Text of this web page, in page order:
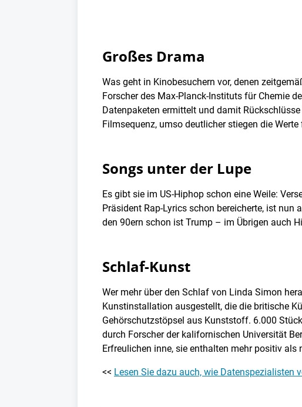
Großes Drama
Was geht in Kinobesuchern vor, denen
Forscher des Max-Planck-Instituts für Chemie
Datenpaketen ermittelt und damit
Filmsequenz, umso deutlicher stiegen die
Songs unter der Lupe
Es gibt sie im US-Hiphop schon eine Weile:
Präsident Rap-Lyrics schon bereicherte, ist
den 90ern schon ist Trump – im Übrigen auch
Schlaf-Kunst
Wer mehr über den Schlaf von Linda Simon
Kunstinstallation ausgestellt, die die britische
Gehörschutzstöpsel aus Kunststoff. 6.000
durch Forscher der kalifornischen Universität
Erfreulichen inne, sie enthalten mehr positiv als
<< Lesen Sie dazu auch, wie Datenspezialisten